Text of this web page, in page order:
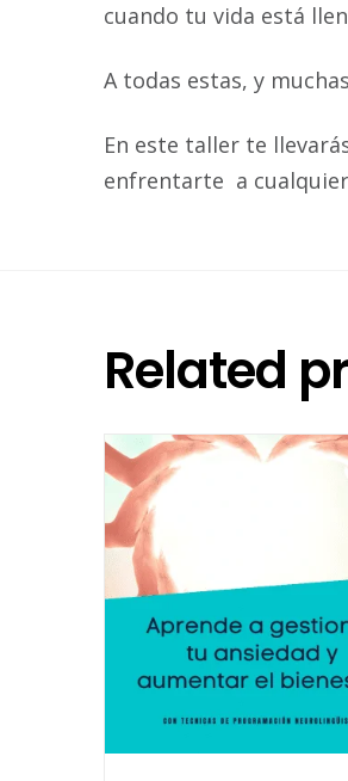
cuando tu vida está
A todas estas, y
En este taller te
enfrentarte a
Related